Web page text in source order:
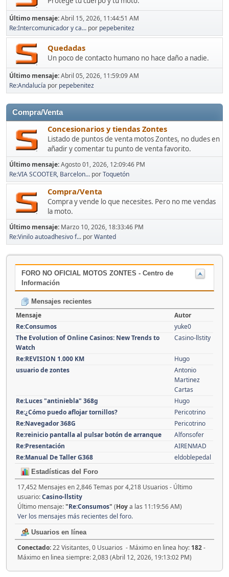
Último mensaje:Abril 15, 2026, 11:44:51 AM
Re:Intercomunicador y ca... por pepebenitez
Quedadas
Un poco de contacto humano no hace daño a nadie.
Último mensaje:Abril 05, 2026, 11:59:09 AM
Re:Andalucía por pepebenitez
Compra/Venta
Concesionarios y tiendas Zontes
Listado de puntos de venta motos Zontes, no dudes en
añadir y comentar tu punto de venta favorito.
Último mensaje:Agosto 01, 2026, 12:09:46 PM
Re:VIA SCOOTER, Barcelon... porToquetón
Compra/Venta
Compra y vende lo que necesites. Pero no me vendas
la moto.
Último mensaje: Marzo 10, 2026, 18:33:46 PM
Re:Vinilo autoadhesivo f... porWanted
FORO NO OFICIAL MOTOS ZONTES - Centro de
Información
Mensajes recientes
Mensaje
Autor
Re:Consumos
yuke0
The Evolution of Online Casinos: New Trends to
Watch
Casino-llstity
Re:REVISION 1.000 KM
Hugo
usuario de zontes
Antonio
Martinez
Cartas
Re:Luces "antiniebla" 368g
Hugo
Re:¿Cómo puedo aflojar tornillos?
Pericotrino
Re:Navegador 368G
Pericotrino
Re:reinicio pantalla al pulsar botón de arranque
Alfonsofer
Re:Presentación
AIRENMAD
Re:Manual De Taller G368
eldoblepedal
Estadísticas del Foro
17,452 Mensajes en 2,846 Temas por 4,218 Usuarios - Último
usuario:Casino-llstity
Último mensaje:"Re:Consumos" (Hoya las 11:19:56 AM)
Ver los mensajes más recientes del foro.
Usuarios en línea
Conectado:22 Visitantes, 0 Usuarios - Máximo en linea hoy: 182-
Máximo en linea siempre: 2,083 (Abril 12, 2026, 19:13:02 PM)